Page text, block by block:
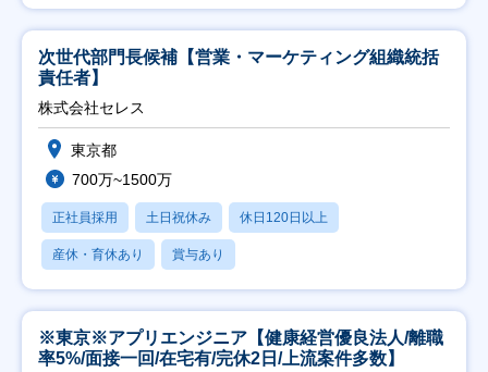
次世代部門長候補【営業・マーケティング組織統括
責任者】
株式会社セレス
東京都
700万~1500万
正社員採用 土日祝休み 休日120日以上
産休・育休あり 賞与あり
※東京※アプリエンジニア【健康経営優良法人/離職
率5%/面接一回/在宅有/完休2日/上流案件多数】